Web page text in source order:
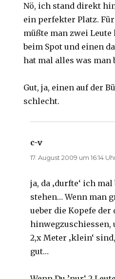
Nö, ich stand direkt
ein perfekter Platz.
müßte man zwei Leute
beim Spot und einen
hat mal alles was man
Gut, ja, einen auf der
schlecht.
c-v
17. August 2009 um 16:14
ja, da ‚durfte‘ ich
stehen… Wenn man
ueber die Kopefe der
hinwegzuschiessen,
2,x Meter ‚klein‘
gut…